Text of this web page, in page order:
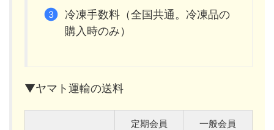
冷凍手数料（全国共通。冷凍品の
購入時のみ）
▼ヤマト運輸の送料
定期会員 一般会員